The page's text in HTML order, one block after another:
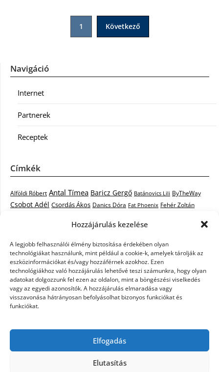
Hozzájárulás kezelése
A legjobb felhasználói élmény biztosítása érdekében olyan
technológiákat használunk, mint például a cookie-k, amelyek tárolják az
eszközinformációkat és/vagy hozzáférnek azokhoz. Ezen
technológiákhoz való hozzájárulás lehetővé teszi számunkra, hogy olyan
adatokat dolgozzunk fel ezen az oldalon, mint a böngészési viselkedés
vagy az egyedi azonosítók. A hozzájárulás elmaradása vagy
visszavonása hátrányosan befolyásolhat bizonyos funkciókat és
funkciókat.
Elfogadás
Elutasítás
1 Következő
Navigáció
Internet
Partnerek
Receptek
Címkék
Alföldi Róbert Antal Tímea Baricz Gergő Batánovics Lili ByTheWay
Csobot Adél Csordás Ákos Danics Dóra Fat Phoenix Fehér Zoltán
Kovács László Stone
Krasznai Tünde Like LiL C. Malek Miklós mentor Muri Enikő
Nagy Feró Oláh Gergő Péterffy Lili Rocktenors RTL Klub
Cowell Szabó Dávid Szabó Ádám Szikora Róbert Takács Nikolas
Tarány Tamás Tóth Gabi Vastag Csaba Vastag Tamás
Kati X-factor X-FaktorX-Faktor videók
X-Faktor válogatásx faktor döntő Zámbó